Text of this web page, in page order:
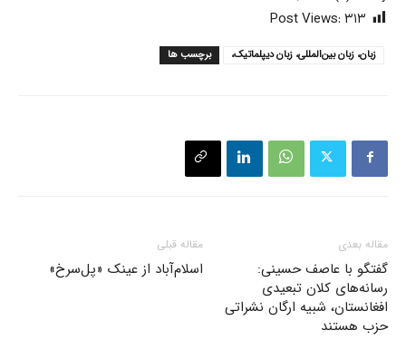
Post Views: ۳۱۳
برچسب ها زبان، زبان بین‌المللی، زبان دیپلماتیک،
مقاله قبلی
اسلام‌آباد از عینک ‌«پل‌سرخ»
مقاله بعدی
گفتگو با عاصف حسینی:
رسانه‌های کلان تبعیدی
افغانستان، شبیه ارگان نشراتی
حزب هستند